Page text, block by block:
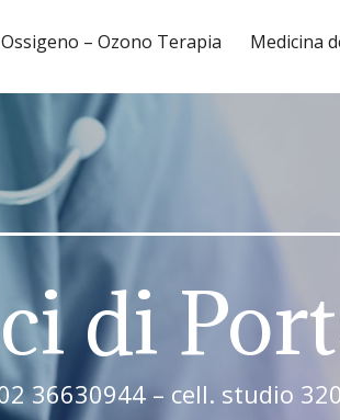
Ossigeno – Ozono Terapia Medicina
di
36630944 – cell. studio